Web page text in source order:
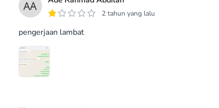
2 tahun yang lalu
pengerjaan lambat